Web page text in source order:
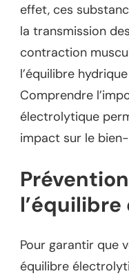
effet, ces
la transmission
contraction
l’équilibre
Comprendre
électrolytique
impact sur le
Pour garantir que
équilibre